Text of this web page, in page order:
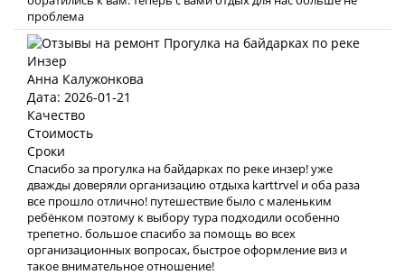
проблема
Анна Калужонкова
Дата: 2026-01-21
Качество
Стоимость
Сроки
Спасибо за прогулка на байдарках по реке инзер! уже
дважды доверяли организацию отдыха karttrvel и оба раза
все прошло отлично! путешествие было с маленьким
ребёнком поэтому к выбору тура подходили особенно
трепетно. большое спасибо за помощь во всех
организационных вопросах, быстрое оформление виз и
такое внимательное отношение!